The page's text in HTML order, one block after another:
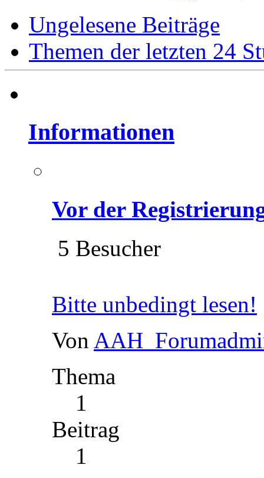
Ungelesene Beiträge
Themen der letzten 24
Informationen
Vor der
5 Besucher
Bitte unbedingt lesen!
Von
Thema
1
Beitrag
1